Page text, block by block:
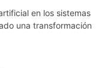
en los sistemas
una transformación